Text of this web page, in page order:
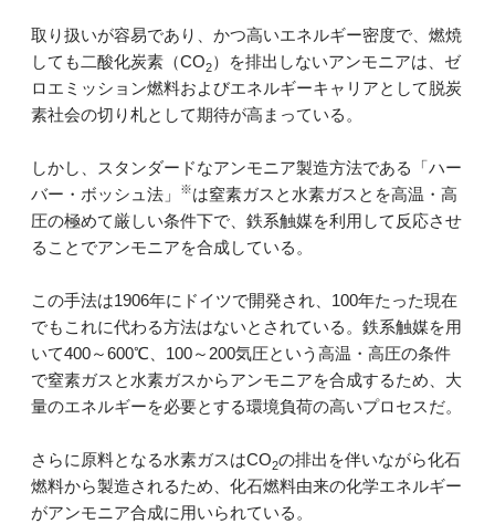
取り扱いが容易であり、かつ高いエネルギー密度で、燃焼
しても二酸化炭素（CO2）を排出しないアンモニアは、ゼ
ロエミッション燃料およびエネルギーキャリアとして脱炭
素社会の切り札として期待が高まっている。
しかし、スタンダードなアンモニア製造方法である「ハー
バー・ボッシュ法」
※は窒素ガスと水素ガスとを高温・高
圧の極めて厳しい条件下で、鉄系触媒を利用して反応させ
ることでアンモニアを合成している。
この手法は1906年にドイツで開発され、100年たった現在
でもこれに代わる方法はないとされている。鉄系触媒を用
いて400～600℃、100～200気圧という高温・高圧の条件
で窒素ガスと水素ガスからアンモニアを合成するため、大
量のエネルギーを必要とする環境負荷の高いプロセスだ。
さらに原料となる水素ガスはCO2の排出を伴いながら化石
燃料から製造されるため、化石燃料由来の化学エネルギー
がアンモニア合成に用いられている。